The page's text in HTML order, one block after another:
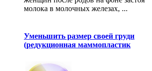
молока в молочных железах, ...
Уменьшить размер своей груди
(редукционная маммопластик